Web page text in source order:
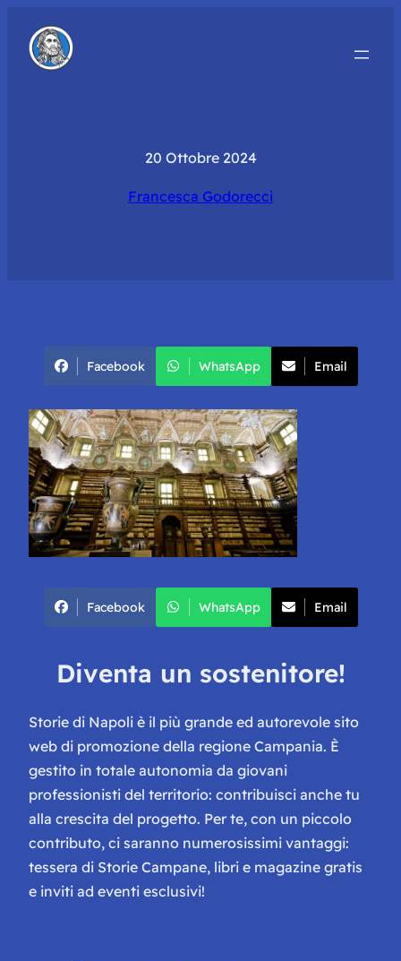
20 Ottobre 2024
Francesca Godorecci
Facebook WhatsApp Email
Facebook WhatsApp Email
Diventa un sostenitore!
Storie di Napoli è il più grande ed autorevole sito
web di promozione della regione Campania. È
gestito in totale autonomia da giovani
professionisti del territorio: contribuisci anche tu
alla crescita del progetto. Per te, con un piccolo
contributo, ci saranno numerosissimi vantaggi:
tessera di Storie Campane, libri e magazine gratis
e inviti ad eventi esclusivi!